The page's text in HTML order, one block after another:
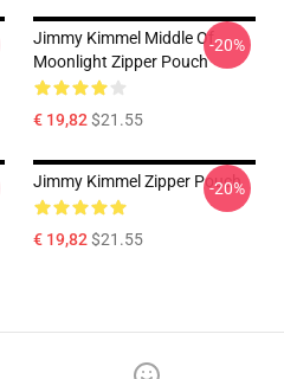
Jimmy Kimmel Middle Of
Moonlight Zipper Pouch
€ 19,82$21.55
-20%
Jimmy Kimmel Zipper Pouch
€ 19,82$21.55
-20%